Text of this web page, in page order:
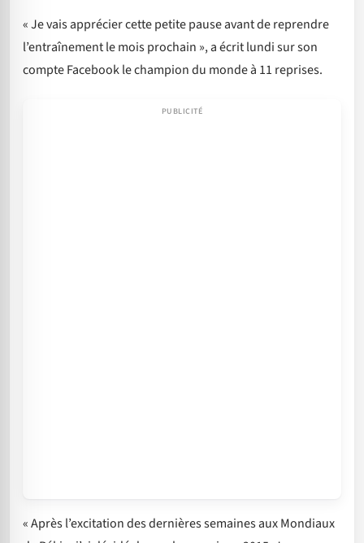
« Je vais apprécier cette petite pause avant de reprendre
l’entraînement le mois prochain », a écrit lundi sur son
compte Facebook le champion du monde à 11 reprises.
« Après l’excitation des dernières semaines aux Mondiaux